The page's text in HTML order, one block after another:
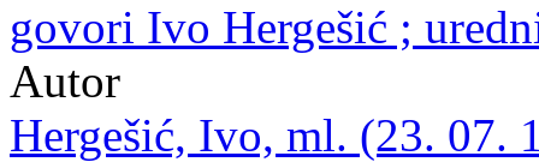
govori Ivo Hergešić ;
Autor
Hergešić, Ivo, ml. (23. 07.